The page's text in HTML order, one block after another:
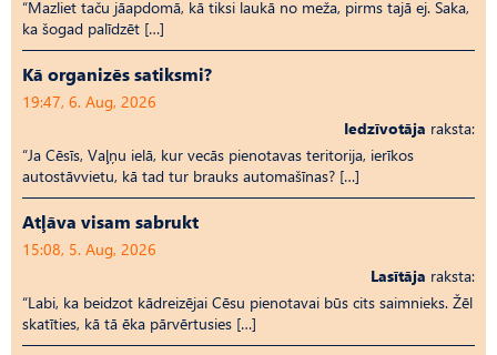
“Mazliet taču jāapdomā, kā tiksi laukā no meža, pirms tajā ej. Saka,
ka šogad palīdzēt […]
Kā organizēs satiksmi?
19:47, 6. Aug, 2026
Iedzīvotāja raksta:
“Ja Cēsīs, Vaļņu ielā, kur vecās pienotavas teritorija, ierīkos
autostāvvietu, kā tad tur brauks automašīnas? […]
Atļāva visam sabrukt
15:08, 5. Aug, 2026
Lasītāja raksta:
“Labi, ka beidzot kādreizējai Cēsu pienotavai būs cits saimnieks. Žēl
skatīties, kā tā ēka pārvērtusies […]